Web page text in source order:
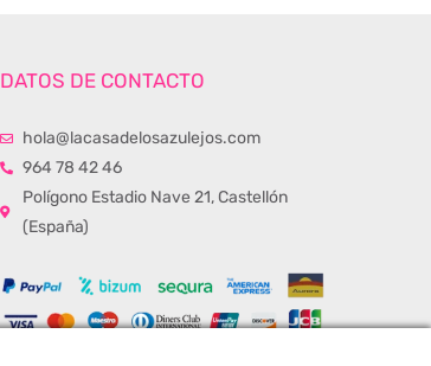
DATOS DE CONTACTO
hola@lacasadelosazulejos.com
964 78 42 46
Polígono Estadio Nave 21, Castellón
(España)